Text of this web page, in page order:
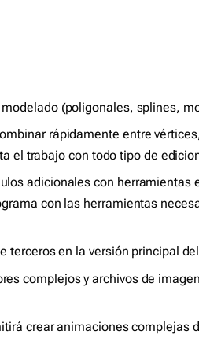
(poligonales, splines,
rápidamente entre
el trabajo con todo tipo de
adicionales con herramientas
con las herramientas
terceros en la versión principal
complejos y archivos de
crear animaciones complejas